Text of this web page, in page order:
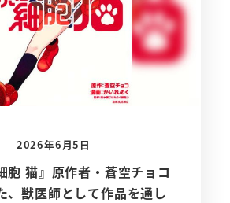
2026年6月5日
胞 猫』原作者・蒼空チョコ
、獣医師として作品を通し